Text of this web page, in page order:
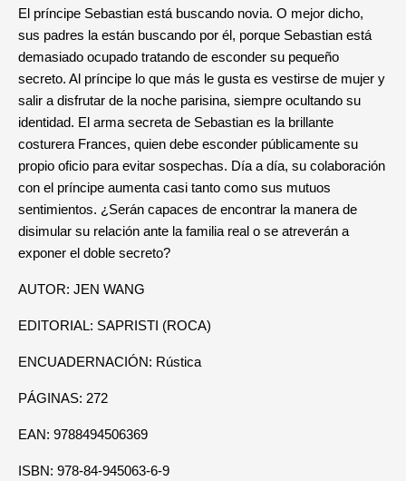
El príncipe Sebastian está buscando novia. O mejor dicho,
sus padres la están buscando por él, porque Sebastian está
demasiado ocupado tratando de esconder su pequeño
secreto. Al príncipe lo que más le gusta es vestirse de mujer y
salir a disfrutar de la noche parisina, siempre ocultando su
identidad. El arma secreta de Sebastian es la brillante
costurera Frances, quien debe esconder públicamente su
propio oficio para evitar sospechas. Día a día, su colaboración
con el príncipe aumenta casi tanto como sus mutuos
sentimientos. ¿Serán capaces de encontrar la manera de
disimular su relación ante la familia real o se atreverán a
exponer el doble secreto?
AUTOR: JEN WANG
EDITORIAL: SAPRISTI (ROCA)
ENCUADERNACIÓN: Rústica
PÁGINAS: 272
EAN: 9788494506369
ISBN: 978-84-945063-6-9